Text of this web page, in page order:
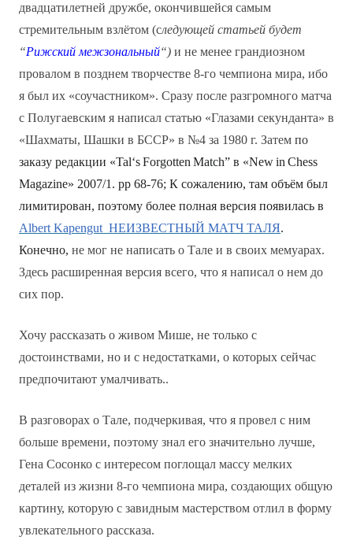
двадцатилетней дружбе, окончившейся самым
стремительным взлётом (следующей статьей будет
“Рижский межзональный“) и не менее грандиозном
провалом в позднем творчестве 8-го чемпиона мира, ибо
я был их «соучастником». Сразу после разгромного матча
с Полугаевским я написал статью «Глазами секунданта» в
«Шахматы, Шашки в БССР» в №4 за 1980 г. Затем по
заказу редакции «Tal‘sForgotten Match” в «Newin Chess
Magazine» 2007/1. pp 68-76; К сожалению, там объём был
лимитирован, поэтому более полная версия появилась в
Albert Kapengut НЕИЗВЕСТНЫЙ МАТЧ ТАЛЯ.
Конечно, не мог не написать о Тале и в своих мемуарах.
Здесь расширенная версия всего, что я написал о нем до
сих пор.
Хочу рассказать о живом Мише, не только с
достоинствами, но и с недостатками, о которых сейчас
предпочитают умалчивать..
В разговорах о Тале, подчеркивая, что я провел с ним
больше времени, поэтому знал его значительно лучше,
Гена Сосонко с интересом поглощал массу мелких
деталей из жизни 8-го чемпиона мира, создающих общую
картину, которую с завидным мастерством отлил в форму
увлекательного рассказа.